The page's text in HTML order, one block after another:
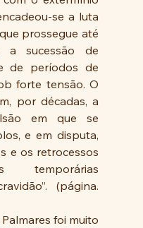
se a luta
prossegue até
a sucessão de
de períodos de
forte tensão. O
por décadas, a
em que se
e em disputa,
e os retrocessos
(página.
foi muito